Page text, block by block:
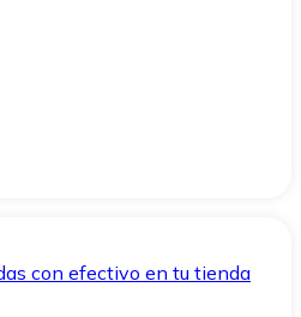
con efectivo en tu tienda